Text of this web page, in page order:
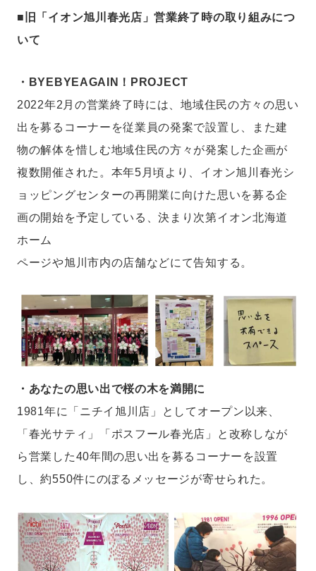
■旧「イオン旭川春光店」営業終了時の取り組みにつ
いて
・BYEBYEAGAIN！PROJECT
2022年2月の営業終了時には、地域住民の方々の思い
出を募るコーナーを従業員の発案で設置し、また建
物の解体を惜しむ地域住民の方々が発案した企画が
複数開催された。本年5月頃より、イオン旭川春光シ
ョッピングセンターの再開業に向けた思いを募る企
画の開始を予定している、決まり次第イオン北海道
ホーム
ページや旭川市内の店舗などにて告知する。
・あなたの思い出で桜の木を満開に
1981年に「ニチイ旭川店」としてオープン以来、
「春光サティ」「ポスフール春光店」と改称しなが
ら営業した40年間の思い出を募るコーナーを設置
し、約550件にのぼるメッセージが寄せられた。